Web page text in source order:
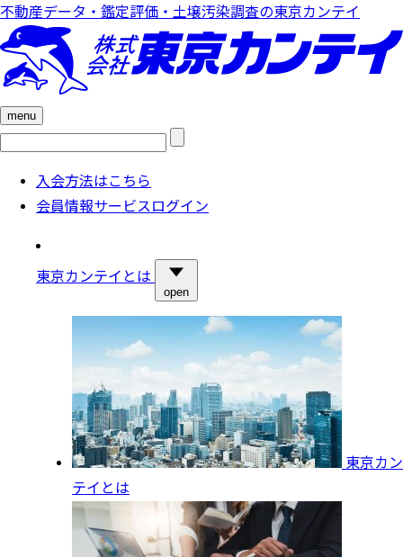
不動産データ・鑑定評価・土壌汚染調査の東京カンテイ
menu
検
入会方法はこちら
会員情報サービスログイン
東京カンテイとは
open
東京カン
テイとは